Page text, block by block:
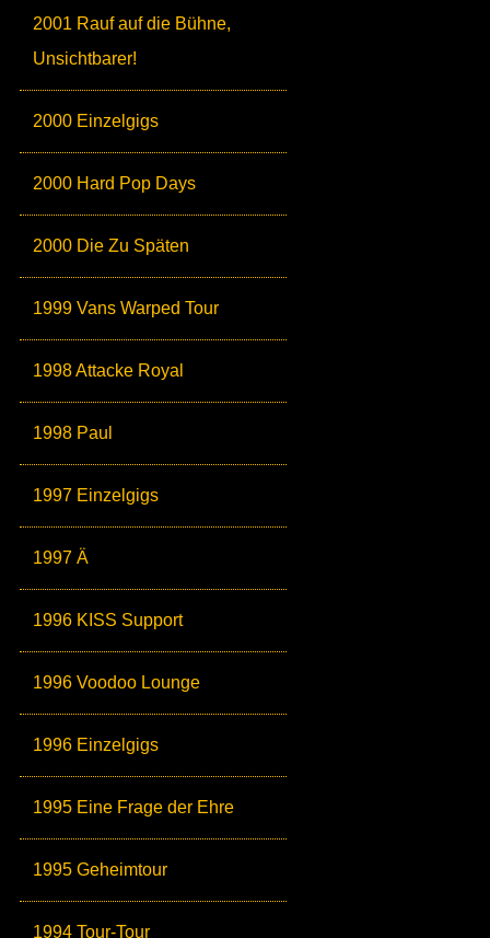
2001 Rauf auf die Bühne,
Unsichtbarer!
2000 Einzelgigs
2000 Hard Pop Days
2000 Die Zu Späten
1999 Vans Warped Tour
1998 Attacke Royal
1998 Paul
1997 Einzelgigs
1997 Ä
1996 KISS Support
1996 Voodoo Lounge
1996 Einzelgigs
1995 Eine Frage der Ehre
1995 Geheimtour
1994 Tour-Tour